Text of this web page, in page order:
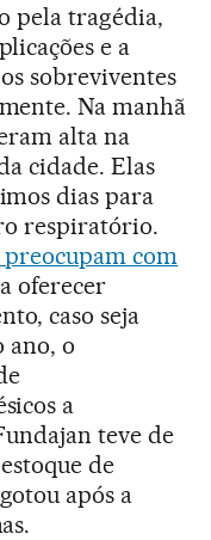
pela tragédia,
e a
sobreviventes
Na manhã
alta na
cidade. Elas
dias para
respiratório.
preocupam com
oferecer
caso seja
ano, o
a
teve de
de
após a